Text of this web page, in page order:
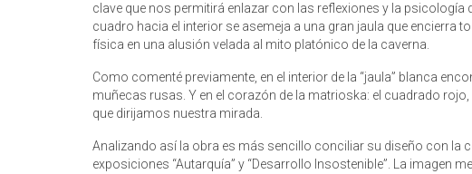
clave que nos permitirá enlazar con las reflexiones y la
cuadro hacia el interior se asemeja a una gran jaula que encierra
física en una alusión velada al mito platónico de la caverna.
Como comenté previamente, en el interior de la “jaula” blanca
muñecas rusas. Y en el corazón de la matrioska: el cuadrado
que dirijamos nuestra mirada.
Analizando así la obra es más sencillo conciliar su diseño con la
exposiciones “Autarquía” y “Desarrollo Insostenible”. La imagen